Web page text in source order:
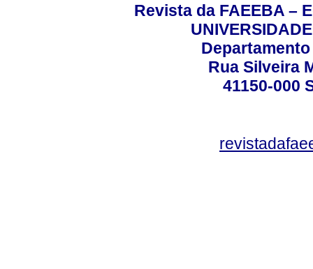
Revista da FAEEBA –
Rua Silveira
41150-000